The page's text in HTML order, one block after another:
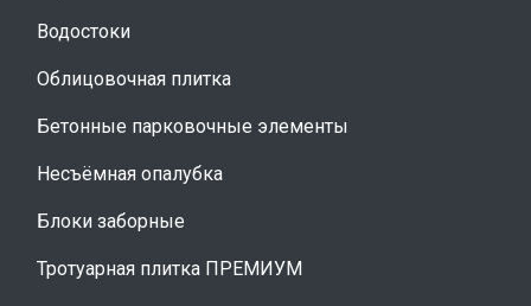
Водостоки
Облицовочная плитка
Бетонные парковочные элементы
Несъёмная опалубка
Блоки заборные
Тротуарная плитка ПРЕМИУМ